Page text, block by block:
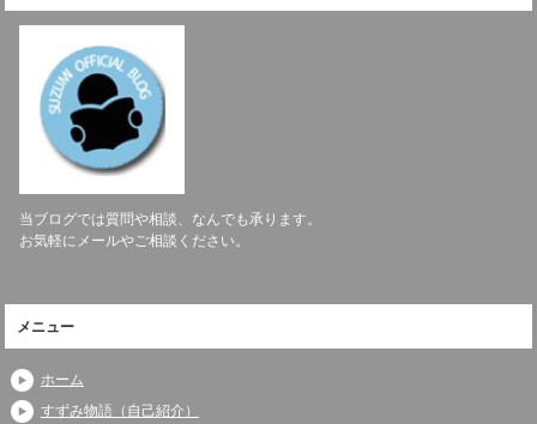
当ブログでは質問や相談、なんでも承ります。
お気軽にメールやご相談ください。
メニュー
ホーム
すずみ物語（自己紹介）